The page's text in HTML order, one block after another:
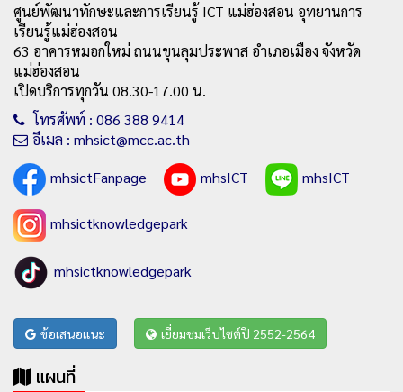
ศูนย์พัฒนาทักษะและการเรียนรู้ ICT แม่ฮ่องสอน อุทยานการ
เรียนรู้แม่ฮ่องสอน
63 อาคารหมอกใหม่ ถนนขุนลุมประพาส อำเภอเมือง จังหวัด
แม่ฮ่องสอน
เปิดบริการทุกวัน 08.30-17.00 น.
โทรศัพท์ : 086 388 9414
อีเมล : mhsict@mcc.ac.th
mhsictFanpage
mhsICT mhsICT
mhsictknowledgepark
mhsictknowledgepark
ข้อเสนอแนะ เยี่ยมชมเว็บไซต์ปี 2552-2564
แผนที่